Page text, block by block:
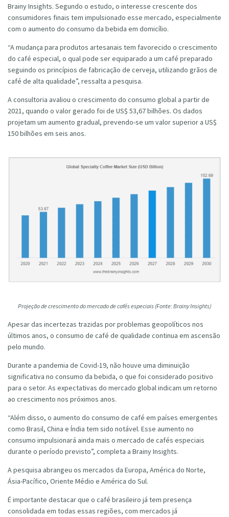
Brainy Insights. Segundo o estudo, o interesse crescente dos
consumidores finais tem impulsionado esse mercado, especialmente
com o aumento do consumo da bebida em domicílio.
“A mudança para produtos artesanais tem favorecido o crescimento
do café especial, o qual pode ser equiparado a um café preparado
seguindo os princípios de fabricação de cerveja, utilizando grãos de
café de alta qualidade”, ressalta a pesquisa.
A consultoria avaliou o crescimento do consumo global a partir de
2021, quando o valor gerado foi de US$ 53,67 bilhões. Os dados
projetam um aumento gradual, prevendo-se um valor superior a US$
150 bilhões em seis anos.
Projeção de crescimento do mercado de cafés especiais (Fonte: Brainy Insights)
Apesar das incertezas trazidas por problemas geopolíticos nos
últimos anos, o consumo de café de qualidade continua em ascensão
pelo mundo.
Durante a pandemia de Covid-19, não houve uma diminuição
significativa no consumo da bebida, o que foi considerado positivo
para o setor. As expectativas do mercado global indicam um retorno
ao crescimento nos próximos anos.
“Além disso, o aumento do consumo de café em países emergentes
como Brasil, China e Índia tem sido notável. Esse aumento no
consumo impulsionará ainda mais o mercado de cafés especiais
durante o período previsto”, completa a Brainy Insights.
A pesquisa abrangeu os mercados da Europa, América do Norte,
Ásia-Pacífico, Oriente Médio e América do Sul.
É importante destacar que o café brasileiro já tem presença
consolidada em todas essas regiões, com mercados já